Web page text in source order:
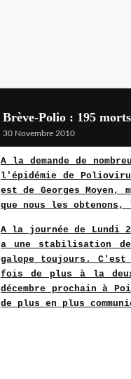
Brève-Polio : 195
30 Novembre 2010
A la demande de
l'épidémie de
est de Georges
que nous les
A la journée de Lundi
a une stabilisation
galope toujours. C'est
fois de plus à la
décembre prochain à
de plus en plus